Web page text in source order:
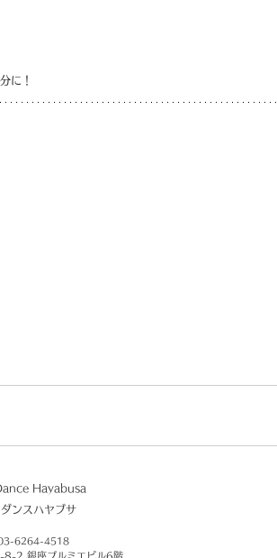
に！
Hayabusa
ンスハヤブサ
6264-4518
8-2 銀座プルミエビル6階